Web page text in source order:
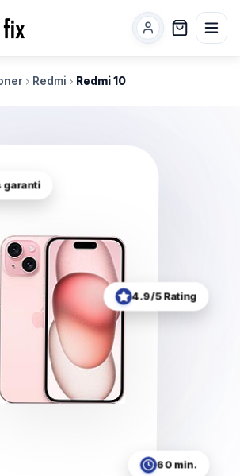
Redmi Redmi 10
garanti
60 min.
4.9/5 Rating